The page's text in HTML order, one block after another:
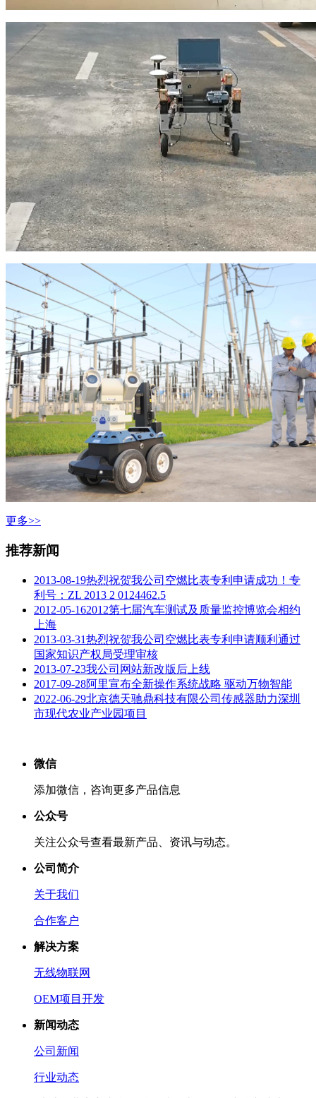
更多>>
推荐新闻
2013-08-19热烈祝贺我公司空燃比表专利申请成功！专
利号：ZL 2013 2 0124462.5
2012-05-162012第七届汽车测试及质量监控博览会相约
上海
2013-03-31热烈祝贺我公司空燃比表专利申请顺利通过
国家知识产权局受理审核
2013-07-23我公司网站新改版后上线
2017-09-28阿里宣布全新操作系统战略 驱动万物智能
2022-06-29北京德天驰鼎科技有限公司传感器助力深圳
市现代农业产业园项目
微信
添加微信，咨询更多产品信息
公众号
关注公众号查看最新产品、资讯与动态。
公司简介
关于我们
合作客户
解决方案
无线物联网
OEM项目开发
新闻动态
公司新闻
行业动态